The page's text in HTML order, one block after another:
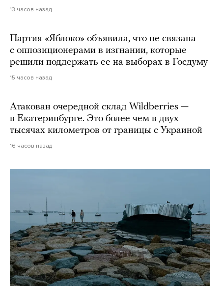
13 часов назад
Партия «Яблоко» объявила, что не связана
с оппозиционерами в изгнании, которые
решили поддержать ее на выборах в Госдуму
15 часов назад
Атакован очередной склад Wildberries —
в Екатеринбурге. Это более чем в двух
тысячах километров от границы с Украиной
16 часов назад